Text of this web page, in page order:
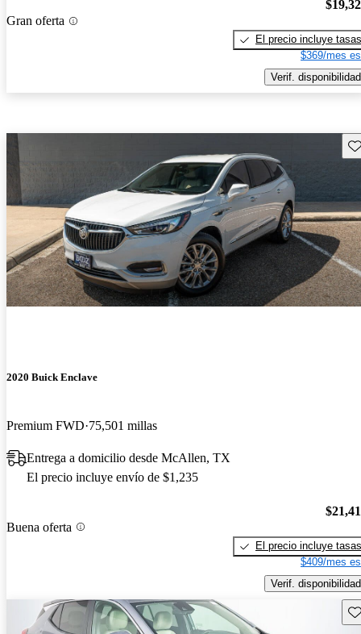
Gran oferta
El precio incluye tasas
$369/mes
Verif. disponibilidad
2020 Buick Enclave
Premium FWD 75,501 millas
Entrega a domicilio desde McAllen, TX
El precio incluye envío de $1,235
Buena oferta
El precio incluye tasas
$409/mes
Verif. disponibilidad